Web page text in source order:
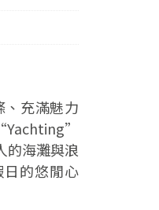
充滿魅力
的海灘與浪
的悠閒心